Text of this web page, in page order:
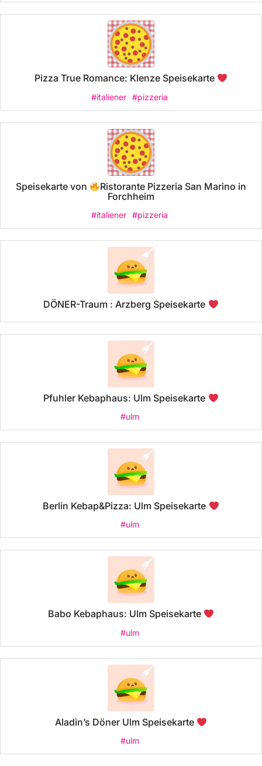
Pizza True Romance: Klenze Speisekarte
#italiener #pizzeria
Speisekarte von
Ristorante Pizzeria San Marino in
Forchheim
#italiener #pizzeria
DÖNER-Traum : Arzberg Speisekarte
Pfuhler Kebaphaus: Ulm Speisekarte
#ulm
Berlin Kebap&Pizza: Ulm Speisekarte
#ulm
Babo Kebaphaus: Ulm Speisekarte
#ulm
Aladin’s Döner Ulm Speisekarte
#ulm